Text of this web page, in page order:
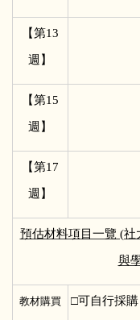
【第13
週】
【第15
週】
【第17
週】
預估材料項目一覽 (
與
教材購買 □可自行採